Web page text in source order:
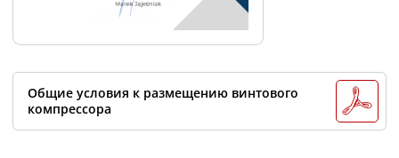
Общие условия к размещению винтового
компрессора